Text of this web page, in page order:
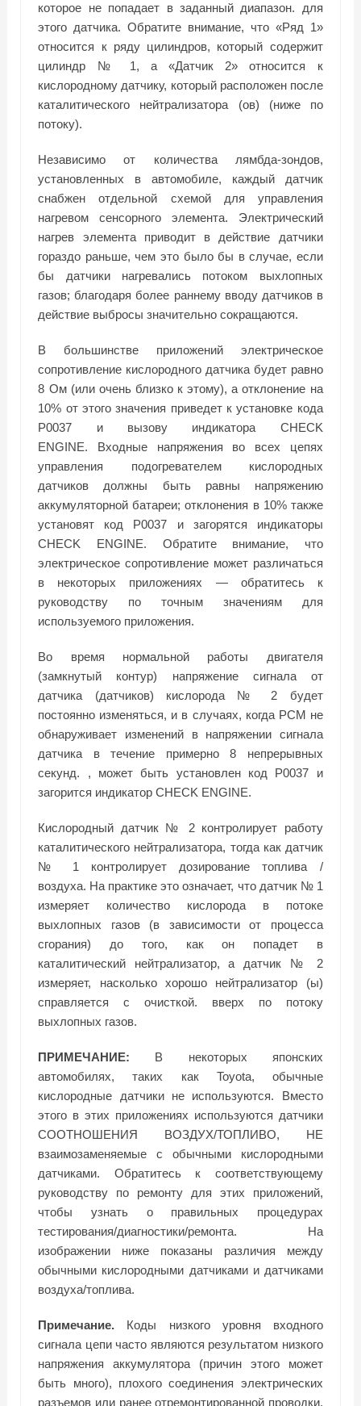
которое не попадает в заданный диапазон. для
этого датчика. Обратите внимание, что «Ряд 1»
относится к ряду цилиндров, который содержит
цилиндр № 1, а «Датчик 2» относится к
кислородному датчику, который расположен после
каталитического нейтрализатора (ов) (ниже по
потоку).
Независимо от количества лямбда-зондов,
установленных в автомобиле, каждый датчик
снабжен отдельной схемой для управления
нагревом сенсорного элемента. Электрический
нагрев элемента приводит в действие датчики
гораздо раньше, чем это было бы в случае, если
бы датчики нагревались потоком выхлопных
газов; благодаря более раннему вводу датчиков в
действие выбросы значительно сокращаются.
В большинстве приложений электрическое
сопротивление кислородного датчика будет равно
8 Ом (или очень близко к этому), а отклонение на
10% от этого значения приведет к установке кода
P0037 и вызову индикатора CHECK
ENGINE. Входные напряжения во всех цепях
управления подогревателем кислородных
датчиков должны быть равны напряжению
аккумуляторной батареи; отклонения в 10% также
установят код P0037 и загорятся индикаторы
CHECK ENGINE. Обратите внимание, что
электрическое сопротивление может различаться
в некоторых приложениях — обратитесь к
руководству по точным значениям для
используемого приложения.
Во время нормальной работы двигателя
(замкнутый контур) напряжение сигнала от
датчика (датчиков) кислорода № 2 будет
постоянно изменяться, и в случаях, когда PCM не
обнаруживает изменений в напряжении сигнала
датчика в течение примерно 8 непрерывных
секунд. , может быть установлен код P0037 и
загорится индикатор CHECK ENGINE.
Кислородный датчик № 2 контролирует работу
каталитического нейтрализатора, тогда как датчик
№ 1 контролирует дозирование топлива /
воздуха. На практике это означает, что датчик № 1
измеряет количество кислорода в потоке
выхлопных газов (в зависимости от процесса
сгорания) до того, как он попадет в
каталитический нейтрализатор, а датчик № 2
измеряет, насколько хорошо нейтрализатор (ы)
справляется с очисткой. вверх по потоку
выхлопных газов.
ПРИМЕЧАНИЕ: В некоторых японских
автомобилях, таких как Toyota, обычные
кислородные датчики не используются. Вместо
этого в этих приложениях используются датчики
СООТНОШЕНИЯ ВОЗДУХ/ТОПЛИВО, НЕ
взаимозаменяемые с обычными кислородными
датчиками. Обратитесь к соответствующему
руководству по ремонту для этих приложений,
чтобы узнать о правильных процедурах
тестирования/диагностики/ремонта. На
изображении ниже показаны различия между
обычными кислородными датчиками и датчиками
воздуха/топлива.
Примечание. Коды низкого уровня входного
сигнала цепи часто являются результатом низкого
напряжения аккумулятора (причин этого может
быть много), плохого соединения электрических
разъемов или ранее отремонтированной проводки,